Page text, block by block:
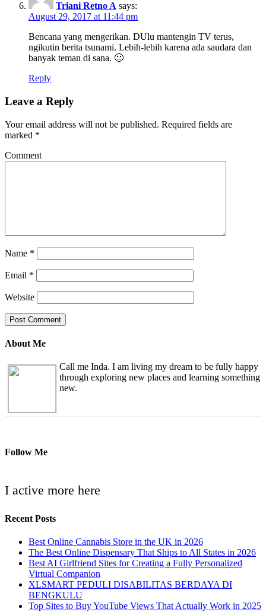
Triani Retno A says:
August 29, 2017 at 11:44 pm
Bencana yang mengerikan. DUlu mantengin TV terus,
ngikutin berita tsunami. Lebih-lebih karena ada saudara dan
banyak teman di sana. 🙁
Reply
Leave a Reply
Your email address will not be published. Required fields are
marked *
Comment
Name *
Email *
Website
About Me
Call me Inda. I am living my dream to be fully happy
through exploring new places and learning something
new.
Follow Me
I active more here
Recent Posts
Best Online Cannabis Store in the UK in 2026
The Best Online Dispensary That Ships to All States in 2026
Best AI Girlfriend Sites for Creating a Fully Personalized
Virtual Companion
XLSMART PEDULI DISABILITAS BERDAYA DI
BENGKULU
Top Sites to Buy YouTube Views That Actually Work in 2025